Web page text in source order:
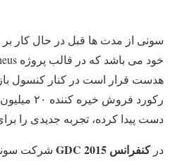
سونی از مدت ها قبل در حال کار
رکورد فروش
دست پیدا کرده، تجربه جدیدی را
درکنفرانس GDC 2015
شرکت